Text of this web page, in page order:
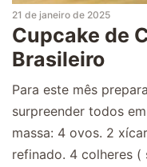
21 de janeiro de 2025
Cupcake de
Brasileiro
Para este mês
surpreender todos
massa: 4 ovos. 2
refinado. 4 colheres (